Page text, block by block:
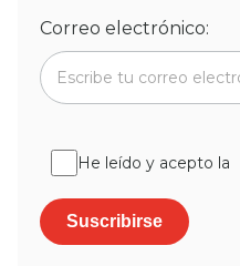
Correo electrónico:
He leído y acepto la